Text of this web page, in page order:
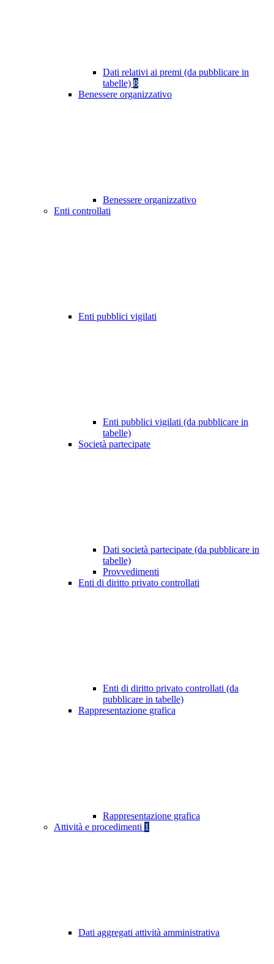
Dati relativi ai premi (da pubblicare in
tabelle) 8
Benessere organizzativo
Benessere organizzativo
Enti controllati
Enti pubblici vigilati
Enti pubblici vigilati (da pubblicare in
tabelle)
Società partecipate
Dati società partecipate (da pubblicare in
tabelle)
Provvedimenti
Enti di diritto privato controllati
Enti di diritto privato controllati (da
pubblicare in tabelle)
Rappresentazione grafica
Rappresentazione grafica
Attività e procedimenti 1
Dati aggregati attività amministrativa